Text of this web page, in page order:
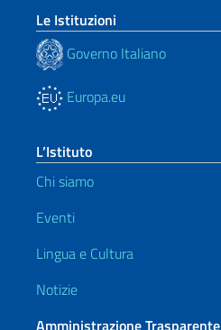
Le Istituzioni
Governo Italiano
Europa.eu
L’Istituto
Chi siamo
Eventi
Lingua e Cultura
Notizie